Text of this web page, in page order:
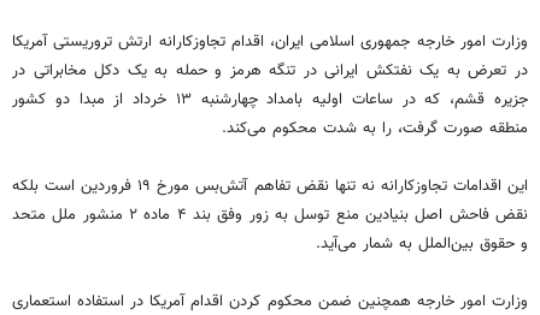
وزارت امور خارجه جمهوری اسلامی ایران، اقدام تجاوزکارانه ارتش تروریستی آمریکا
در تعرض به یک نفتکش ایرانی در تنگه هرمز و حمله به یک دکل مخابراتی در
جزیره قشم، که در ساعات اولیه بامداد چهارشنبه ۱۳ خرداد از مبدا دو کشور
منطقه صورت گرفت، را به شدت محکوم می‌کند.
این اقدامات تجاوزکارانه نه تنها نقض تفاهم آتش‌بس مورخ ۱۹ فروردین است بلکه
نقض فاحش اصل بنیادین منع توسل به زور وفق بند ۴ ماده ۲ منشور ملل متحد
و حقوق بین‌الملل به شمار می‌آید.
وزارت امور خارجه همچنین ضمن محکوم کردن اقدام آمریکا در استفاده استعماری